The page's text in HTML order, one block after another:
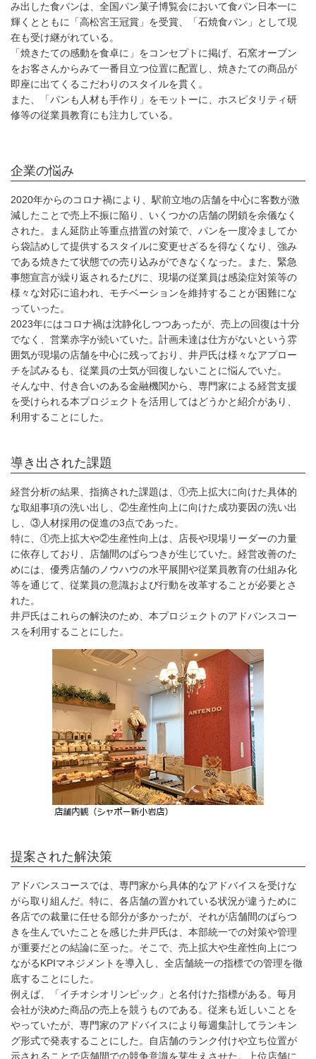
み出した食パンは、全国パン菓子博覧会において食パン日本一に
輝くとともに「高松宮王冠賞」を受賞、「石焼食パン」として現
在も受け継がれている。
「焼きたての感動を食卓に」をコンセプトに掲げ、石窯オーブン
をお客さんからみて一番目立つ位置に配置し、焼きたての商品が
即座に出てくるこだわりのスタイルを貫く。
また、「パンも人材も手作り」をモットーに、ホスピタリティ研
修等の従業員教育にも注力している。
企業の悩み
2020年からのコロナ禍により、駅前立地の店舗を中心に客数が激
減したことで売上不振に陥り、いくつかの店舗の閉鎖を余儀なく
された。まん延防止等重点措置の対策で、パンを一度冷ましてか
ら袋詰めして提供するスタイルに変更せざるを得なくなり、強み
である焼きたて状態での売り込みができなくなった。また、緊急
事態宣言が繰り返されるたびに、現場の従業員は感染症対策等の
様々な対応に追われ、モチベーションを維持することが困難にな
っていった。
2023年にはコロナ禍は沈静化しつつあったが、売上の回復は十分
でなく、営業赤字が続いていた。計画未達は仕方がないという雰
囲気が現場の店舗を中心に残っており、井戸氏は様々なアプロー
チを試みるも、従業員の士気が回復しないことに悩んでいた。
そんな中、付き合いのある金融機関から、専門家による経営支援
を受けられる本プロジェクトを活用してはどうかと紹介があり、
利用することにした。
導き出された課題
経営分析の結果、指摘された課題は、①売上拡大に向けた具体的
な取組事項の洗い出し、②生産性向上に向けた成功要因の洗い出
し、③人材採用の促進の3点であった。
特に、①売上拡大や②生産性向上は、店長や現場リーダーの力量
に依存しており、店舗間のばらつきが生じていた。経営改善のた
めには、優秀店舗のノウハウの水平展開や従業員教育の仕組み化
等を通じて、従業員の意識および行動を改革することが必要とさ
れた。
井戸氏はこれらの解決のため、本プロジェクトのアドバンスコー
スを利用することにした。
提案された解決策
アドバンスコースでは、専門家から具体的なアドバイスを受けな
がら取り組んだ。特に、各店舗の置かれている状況が違うために
各店での裁量に任せる部分が多かったが、それが店舗間のばらつ
きを生んでいたことを感じた井戸氏は、本部統一での対策や管理
が重要だとの結論に至った。そこで、売上拡大や生産性向上につ
ながるKPIマネジメントを導入し、全店舗統一の指標での管理を徹
底することにした。
例えば、「イチオシオリンピック」と名付けた指標がある。毎月
会社が決めた商品の売上を競うものである。従来も近しいことを
やっていたが、専門家のアドバイスにより毎週集計してランキン
グ形式で発表することにした。自店舗のランク付けや立ち位置が
示されることで店舗間での競争意識を芽生えさせた。上位店舗に